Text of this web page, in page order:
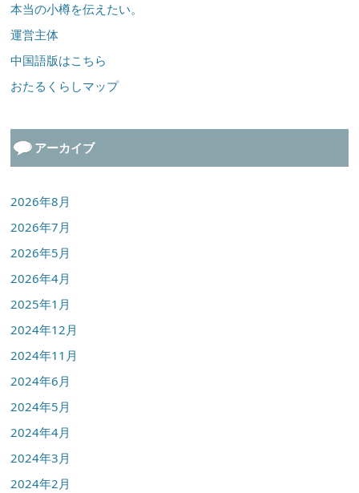
本当の小樽を伝えたい。
運営主体
中国語版はこちら
おたるくらしマップ
アーカイブ
2026年8月
2026年7月
2026年5月
2026年4月
2025年1月
2024年12月
2024年11月
2024年6月
2024年5月
2024年4月
2024年3月
2024年2月